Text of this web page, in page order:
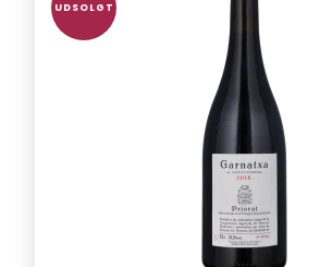
UDSOLGT